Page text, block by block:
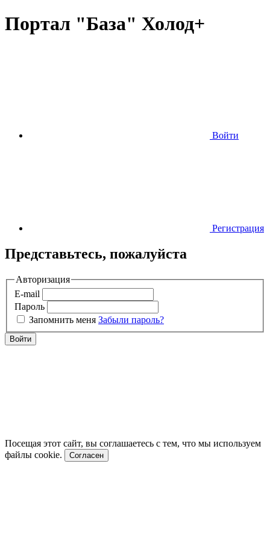
Портал "База" Холод+
Войти
Регистрация
Представьтесь, пожалуйста
Авторизация
E-mail
Пароль
Запомнить меня Забыли пароль?
Войти
Посещая этот сайт, вы соглашаетесь с тем, что мы используем
файлы cookie.
Согласен